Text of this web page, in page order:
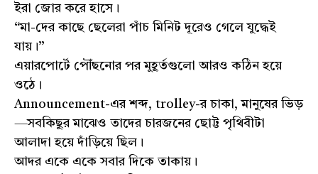
ইরা জোর করে হাসে।
“মা-দের কাছে ছেলেরা পাঁচ মিনিট দূরেও গেলে যুদ্ধেই
যায়।”
এয়ারপোর্টে পৌঁছনোর পর মুহূর্তগুলো আরও কঠিন হয়ে
ওঠে।
Announcement-এর শব্দ, trolley-র চাকা, মানুষের ভিড়
—সবকিছুর মাঝেও তাদের চারজনের ছোট্ট পৃথিবীটা
আলাদা হয়ে দাঁড়িয়ে ছিল।
আদর একে একে সবার দিকে তাকায়।